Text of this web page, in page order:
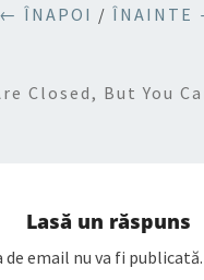
← ÎNAPOI / ÎNAINTE
Closed, But You
Lasă un răspuns
de email nu va fi publicată.